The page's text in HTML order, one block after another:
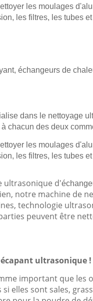
les moulages
les filtres, les tubes
échangeurs de
dans le nettoyage
chacun des deux
les moulages
les filtres, les tubes
ultrasonique d'
notre machine
technologie
peuvent être
ultrasonique !
important que
elles sont sales,